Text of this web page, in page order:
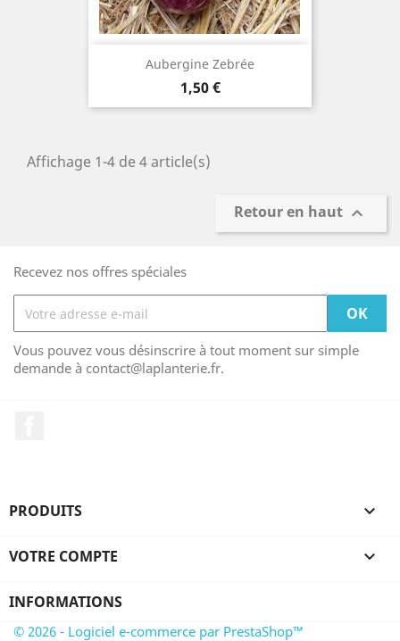
Aubergine Zebrée
Prix
1,50 €
Affichage 1-4 de 4 article(s)
Retour en haut 
Recevez nos offres spéciales
Vous pouvez vous désinscrire à tout moment sur simple
demande à contact@laplanterie.fr.
PRODUITS 
VOTRE COMPTE 
INFORMATIONS
© 2026 - Logiciel e-commerce par PrestaShop™